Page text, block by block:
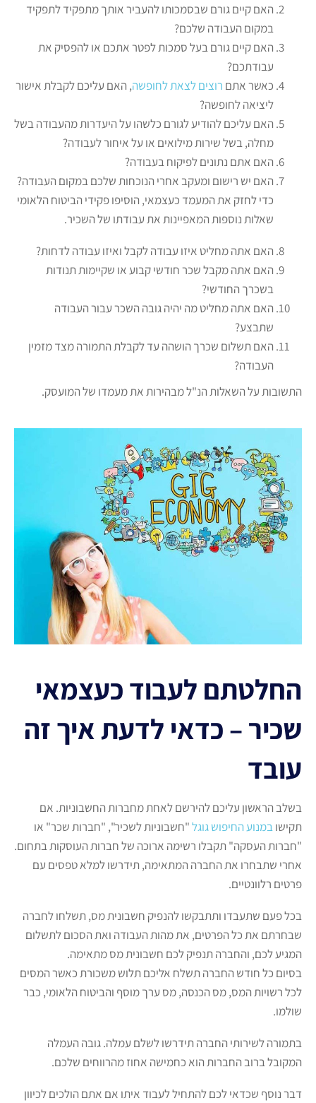
האם קיים גורם שבסמכותו להעביר אותך מתפקיד לתפקיד
במקום העבודה שלכם?
האם קיים גורם בעל סמכות לפטר אתכם או להפסיק את
עבודתכם?
כאשר אתם רוצים לצאת לחופשה, האם עליכם לקבלת אישור
ליציאה לחופשה?
האם עליכם להודיע לגורם כלשהו על היעדרות מהעבודה בשל
מחלה, בשל שירות מילואים או על איחור לעבודה?
האם אתם נתונים לפיקוח בעבודה?
האם יש רישום ומעקב אחרי הנוכחות שלכם במקום העבודה?
כדי לחזק את המעמד כעצמאי, הוסיפו פקידי הביטוח הלאומי
שאלות נוספות המאפיינות את עבודתו של השכיר.
האם אתה מחליט איזו עבודה לקבל ואיזו עבודה לדחות?
האם אתה מקבל שכר חודשי קבוע או שקיימות תנודות
בשכרך החודשי?
האם אתה מחליט מה יהיה גובה השכר עבור העבודה
שתבצע?
האם תשלום שכרך הושהה עד לקבלת התמורה מצד מזמין
העבודה?
התשובות על השאלות הנ"ל מבהירות את מעמדו של המועסק.
החלטתם לעבוד כעצמאי
שכיר – כדאי לדעת איך זה
עובד
בשלב הראשון עליכם להירשם לאחת מחברות החשבוניות. אם
תקישובמנוע החיפוש גוגל"חשבוניות לשכיר", "חברות שכר" או
"חברות העסקה" תקבלו רשימה ארוכה של חברות העוסקות בתחום.
אחרי שתבחרו את החברה המתאימה, תידרשו למלא טפסים עם
פרטים רלוונטיים.
בכל פעם שתעבדו ותתבקשו להנפיק חשבונית מס, תשלחו לחברה
שבחרתם את כל הפרטים, את מהות העבודה ואת הסכום לתשלום
המגיע לכם, והחברה תנפיק לכם חשבונית מס מתאימה.
בסיום כל חודש החברה תשלח אליכם תלוש משכורת כאשר המסים
לכל רשויות המס, מס הכנסה, מס ערך מוסף והביטוח הלאומי, כבר
שולמו.
בתמורה לשירותי החברה תידרשו לשלם עמלה. גובה העמלה
המקובל ברוב החברות הוא כחמישה אחוז מהרווחים שלכם.
דבר נוסף שכדאי לכם להתחיל לעבוד איתו אם אתם הולכים לכיוון